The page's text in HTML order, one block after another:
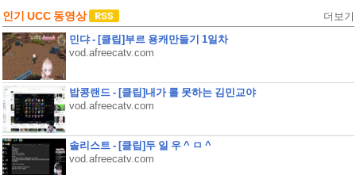
인기 UCC 동영상 더보기
민댜 - [클립]부르 용캐만들기 1일차
vod.afreecatv.com
밥콩랜드 - [클립]내가 롤 못하는 김민교야
vod.afreecatv.com
솔리스트 - [클립]두 일 우 ^ ㅁ ^
vod.afreecatv.com